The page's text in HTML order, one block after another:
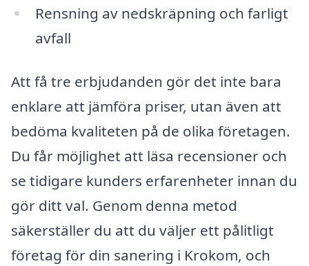
Rensning av nedskräpning och farligt
avfall
Att få tre erbjudanden gör det inte bara
enklare att jämföra priser, utan även att
bedöma kvaliteten på de olika företagen.
Du får möjlighet att läsa recensioner och
se tidigare kunders erfarenheter innan du
gör ditt val. Genom denna metod
säkerställer du att du väljer ett pålitligt
företag för din sanering i Krokom, och